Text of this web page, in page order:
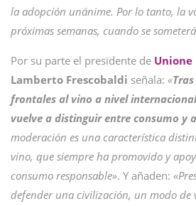
la adopción unánime. Por lo tanto, la
próximas semanas, cuando se
Por su parte el presidente de Unione
Lamberto Frescobaldi señala: «
frontales al vino a nivel
vuelve a distinguir entre consumo y
moderación es una característica
vino, que siempre ha promovido y
consumo responsable». Y añaden:
defender una civilización, un modo